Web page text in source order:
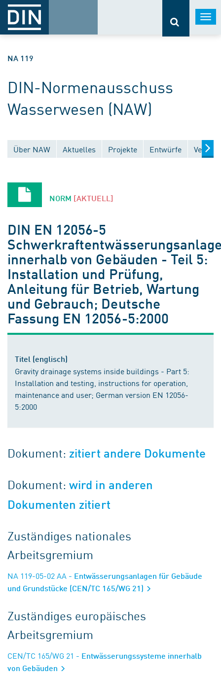
NA 119
DIN-Normenausschuss
Wasserwesen (NAW)
Über NAW Aktuelles Projekte Entwürfe
NORM [AKTUELL]
DIN EN 12056-5
innerhalb von Gebäuden - Teil 5:
Installation und Prüfung,
Anleitung für Betrieb, Wartung
und Gebrauch; Deutsche
Fassung EN 12056-5:2000
Titel (englisch)
Gravity drainage systems inside buildings - Part 5:
Installation and testing, instructions for operation,
maintenance and user; German version EN 12056-
5:2000
Dokument: zitiert andere Dokumente
Dokument:wird in anderen
Dokumenten zitiert
Zuständiges nationales
Arbeitsgremium
NA 119-05-02 AA - Entwässerungsanlagen für Gebäude
und Grundstücke (CEN/TC 165/WG 21)
Zuständiges europäisches
Arbeitsgremium
CEN/TC 165/WG 21 - Entwässerungssysteme innerhalb
von Gebäuden